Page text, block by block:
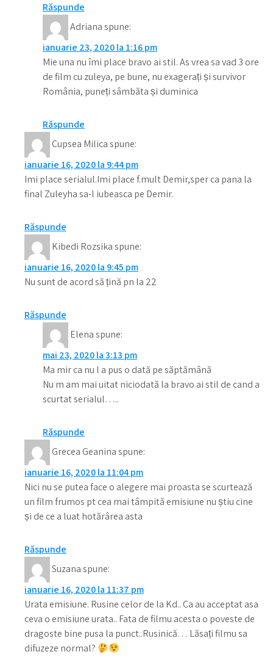
Răspunde
Adrianaspune:
ianuarie 23, 2020 la 1:16 pm
Mie una nu îmi place bravo ai stil. As vrea sa vad 3 ore
de film cu zuleya, pe bune, nu exagerați și survivor
România, puneți sâmbăta și duminica
Răspunde
Cupsea Milicaspune:
ianuarie 16, 2020 la 9:44 pm
Imi place serialul.Imi place f.mult Demir,sper ca pana la
final Zuleyha sa-l iubeasca pe Demir.
Răspunde
Kibedi Rozsikaspune:
ianuarie 16, 2020 la 9:45 pm
Nu sunt de acord să țină pn la 22
Răspunde
Elenaspune:
mai 23, 2020 la 3:13 pm
Ma mir ca nu l a pus o dată pe săptămână
Nu m am mai uitat niciodată la bravo ai stil de cand a
scurtat serialul…..
Răspunde
Grecea Geaninaspune:
ianuarie 16, 2020 la 11:04 pm
Nici nu se putea face o alegere mai proasta se scurtează
un film frumos pt cea mai tâmpită emisiune nu știu cine
și de ce a luat hotărârea asta
Răspunde
Suzanaspune:
ianuarie 16, 2020 la 11:37 pm
Urata emisiune. Rusine celor de la Kd.. Ca au acceptat asa
ceva o emisiune urata.. Fata de filmu acesta o poveste de
dragoste bine pusa la punct..Rusinică… Lăsați filmu sa
difuzeze normal?